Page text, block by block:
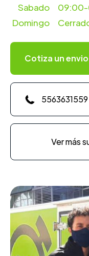
Sabado
Domingo
Cotiza un envio
5563631559
Ver más